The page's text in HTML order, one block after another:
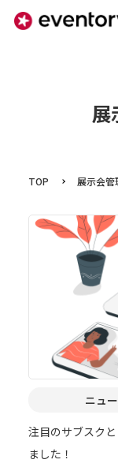
展
TOP 展示会管
ニュ
注目のサブスク
ました！